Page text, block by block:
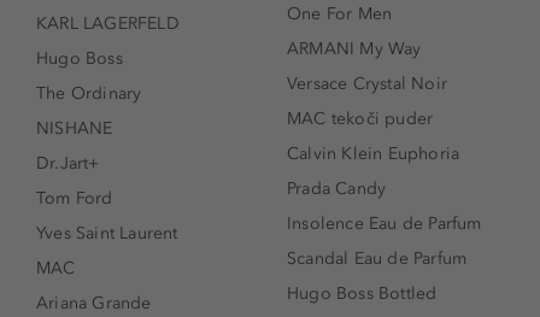
KARL LAGERFELD
Hugo Boss
The Ordinary
NISHANE
Dr.Jart+
Tom Ford
Yves Saint Laurent
MAC
Ariana Grande
One For Men
ARMANI My Way
Versace Crystal Noir
MAC tekoči puder
Calvin Klein Euphoria
Prada Candy
Insolence Eau de Parfum
Scandal Eau de Parfum
Hugo Boss Bottled